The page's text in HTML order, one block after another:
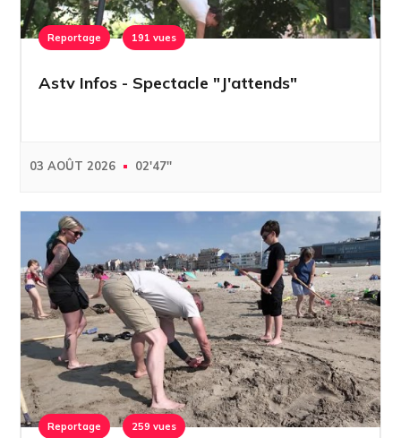
Reportage 191 vues
Astv Infos - Spectacle "J'attends"
03 AOÛT 2026 02'47''
Reportage 259 vues